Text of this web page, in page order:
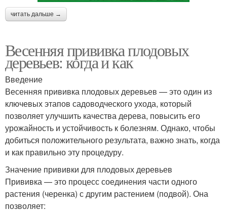
читать дальше →
Весенняя прививка плодовых
деревьев: когда и как
Введение
Весенняя прививка плодовых деревьев — это один из
ключевых этапов садоводческого ухода, который
позволяет улучшить качества дерева, повысить его
урожайность и устойчивость к болезням. Однако, чтобы
добиться положительного результата, важно знать, когда
и как правильно эту процедуру.
Значение прививки для плодовых деревьев
Прививка — это процесс соединения части одного
растения (черенка) с другим растением (подвой). Она
позволяет: